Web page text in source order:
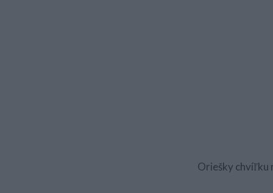
Oriešky chvíľku